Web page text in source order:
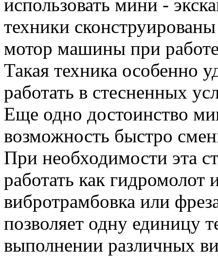
использовать мини -
техники
мотор машины при
Такая техника особенно
работать в стесненных
Еще одно достоинство
возможность быстро
При необходимости эта
работать как
вибротрамбовка или
позволяет одну единицу
выполнении различных